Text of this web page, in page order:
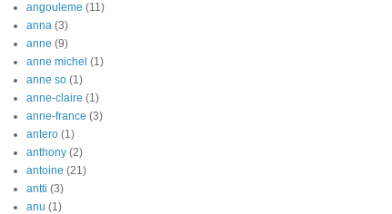
angouleme (11)
anna (3)
anne (9)
anne michel (1)
anne so (1)
anne-claire (1)
anne-france (3)
antero (1)
anthony (2)
antoine (21)
antti (3)
anu (1)